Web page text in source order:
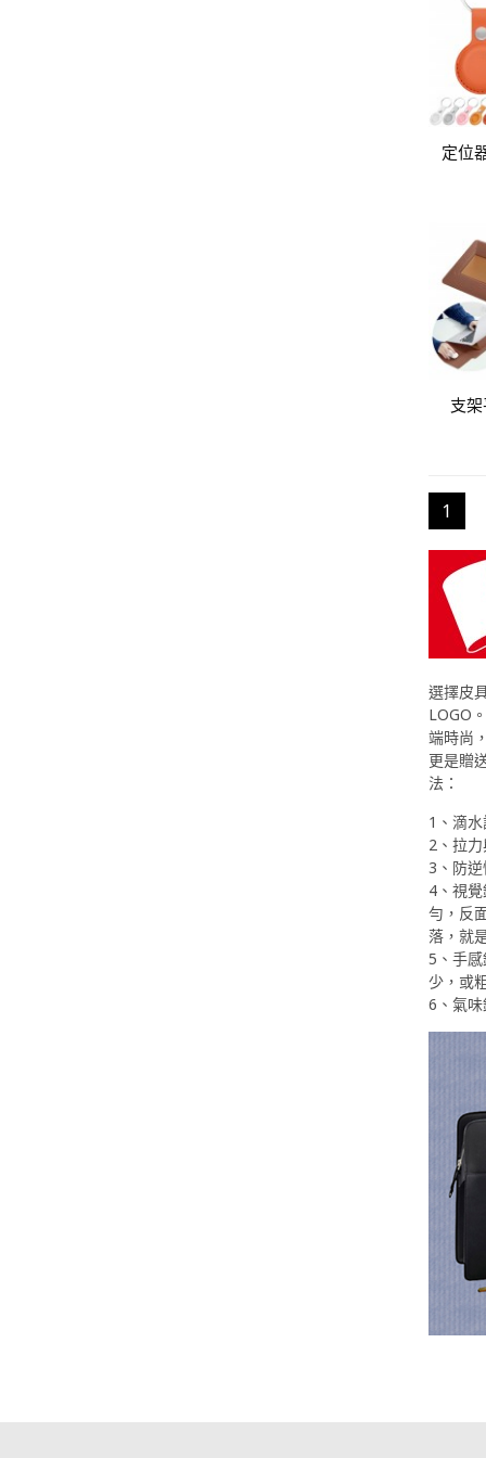
定位
支
1
選擇皮
LOGO
端時尚
更是贈
法：
1、滴
2、拉
3、防
4、視
勻，反
落，就
5、手
少，或
6、氣